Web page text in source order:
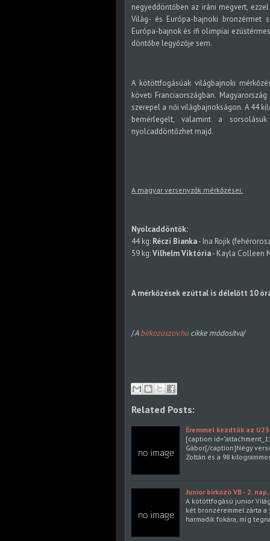
negyeddöntőben az iráni megvert,
Világ- és Európa-bajnoki bronzérmet
Európa-bajnok és ifi olimpiai
döntőbe legyőzője sem.
A kötöttfogásúak világbajnoki
követi Franciaországban.
szerepel a női világbajnokságon. A 44
bemérlegelt, valamint a
nyolcaddöntőzhet majd.
A magyar versenyzők mérkőzései:
Nyolcaddöntők:
44 kg: Réczi Bianka- Ina Rojik
59 kg:Vilhelm Viktória- Kayla Colleen
A mérkőzések ezúttal is délelőtt 10
/Abirkozoszov.hucikke módosítva/
Related Posts:
Éremmel kezdtük az
[caption
Gábor[/caption]Négy
Zoltán és a 98
Junior birkózó VB - 2.
A kötöttfogású junior
két bronzéremmel zárta
harmadik fokára, míg